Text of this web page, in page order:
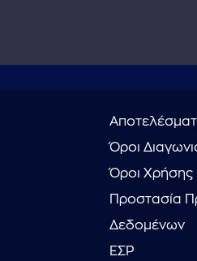
Όροι
Όροι Χρήσης
Προστασία
Δεδομένων
ΕΣΡ